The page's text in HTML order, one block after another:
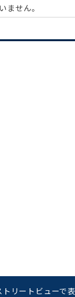
ません。
トリートビューで